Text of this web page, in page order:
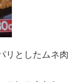
リとしたムネ肉